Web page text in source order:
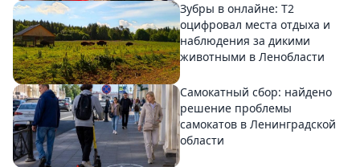
Зубры в онлайне: Т2
оцифровал места отдыха и
наблюдения за дикими
животными в Ленобласти
Самокатный сбор: найдено
решение проблемы
самокатов в Ленинградской
области